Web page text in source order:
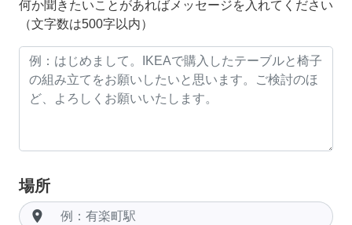
何か聞きたいことがあればメッセージを入れてください
（文字数は500字以内）
場所
room